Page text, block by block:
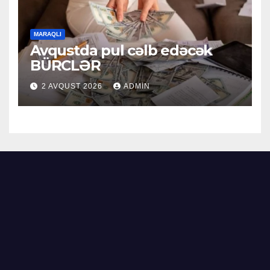
MARAQLI
Avqustda pul cəlb edəcək
BÜRCLƏR
2 AVQUST 2026 ADMIN